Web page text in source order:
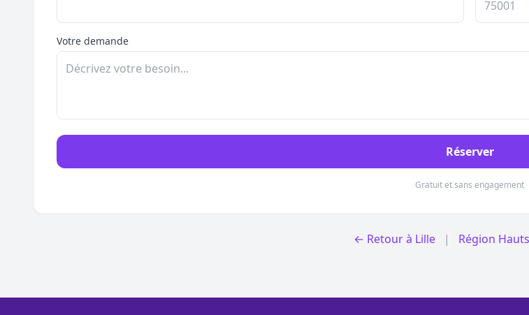
Votre demande
Réserver
Gratuit et sans engagement
← Retour à Lille | Région